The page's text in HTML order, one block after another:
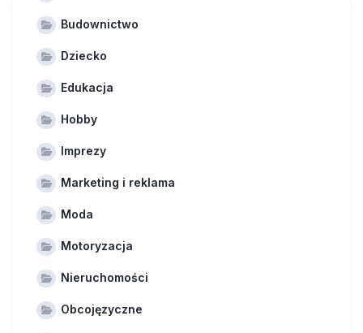
Budownictwo
Dziecko
Edukacja
Hobby
Imprezy
Marketing i reklama
Moda
Motoryzacja
Nieruchomości
Obcojęzyczne